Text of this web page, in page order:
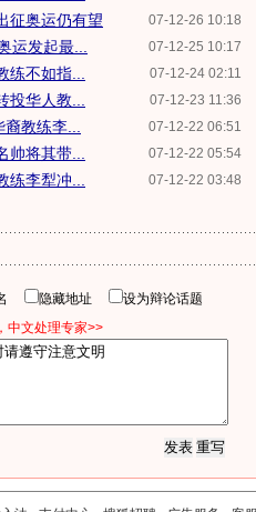
07-12-26 10:18
征奥运仍有望
07-12-25 10:17
运发起最...
07-12-24 02:11
不如指...
07-12-23 11:36
华人教...
07-12-22 06:51
教练李...
07-12-22 05:54
将其带...
07-12-22 03:48
李犁冲...
隐藏地址
设为辩论话题
中文处理专家>>